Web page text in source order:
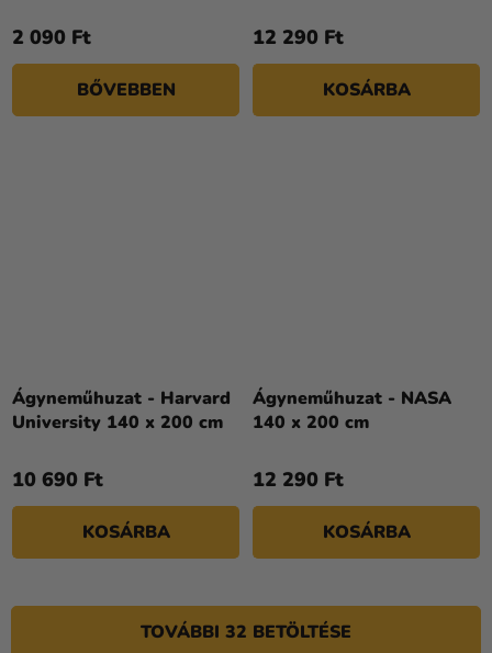
2 090 Ft
BŐVEBBEN
12 290 Ft
KOSÁRBA
Ágyneműhuzat - Harvard
University 140 x 200 cm
10 690 Ft
KOSÁRBA
Ágyneműhuzat - NASA
140 x 200 cm
12 290 Ft
KOSÁRBA
TOVÁBBI 32 BETÖLTÉSE